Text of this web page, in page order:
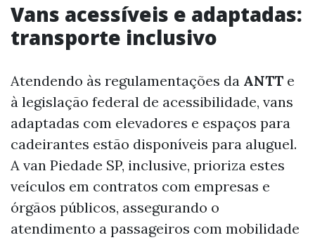
Vans acessíveis e adaptadas:
transporte inclusivo
Atendendo às regulamentações da ANTT e
à legislação federal de acessibilidade, vans
adaptadas com elevadores e espaços para
cadeirantes estão disponíveis para aluguel.
A van Piedade SP, inclusive, prioriza estes
veículos em contratos com empresas e
órgãos públicos, assegurando o
atendimento a passageiros com mobilidade